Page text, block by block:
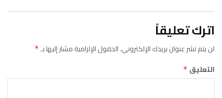
الإلكتروني.الحقول الإلزامية مشار إليها بـ*